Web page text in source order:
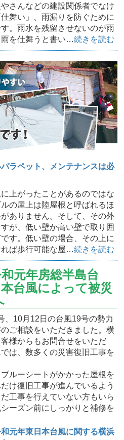
さんなどの建設関係者でなけ
舞い」、雨漏りを防ぐために
。雨水を残留させないのが雨
を仕舞うと書い…続きを読む
ラペット、メンテナンスは必
上がったことがあるのではな
の屋上は陸屋根と呼ばれるほ
ありません。そして、その外
が、低い壁か高い壁で取り囲
す。低い壁の場合、その上に
れば歩行可能な屋…続きを読む
元年房総半島台
台風によって被災
10月12日の台風19号の勢力
ご相談をいただきました。横
様からもお問合せをいただ
は、数多くの災害復旧工事を
ルーシートがかかった屋根を
け復旧工事が進んでいるよう
工事を行えていない方もいら
ーズン前にしっかりと補修を
元年東日本台風に関する横浜